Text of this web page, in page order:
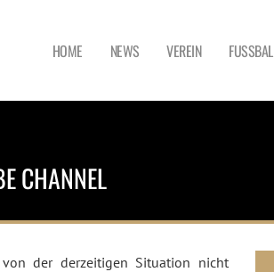
HOME NEWS VEREIN FUSSBALL
CHANNEL
der derzeitigen Situation nicht